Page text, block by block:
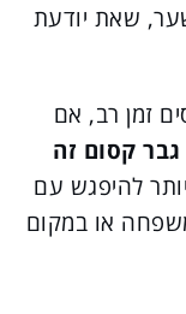
שאת יודעת
זמן רב, אם
גבר קסום זה
להיפגש עם
או במקום